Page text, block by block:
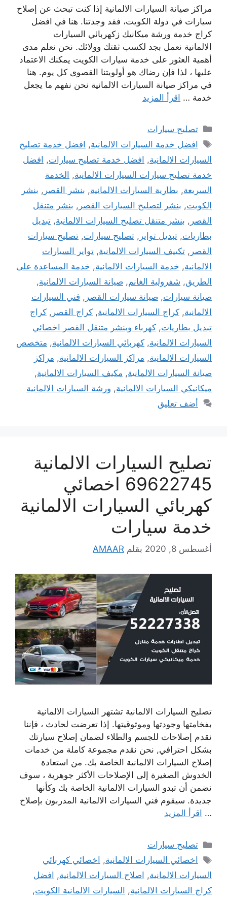
مراكز صيانة السيارات الالمانية إذا كنت تبحث عن إصلاح
سيارات في دولة الكويت، فقد وجدتنا. هنا في افضل
كراج خدمة ورشة ميكانيك زكهربائي السيارات
الالمانية نعمل بجد لكسب ثقتك وولائك. نحن نعلم مدى
أهمية العثور على خدمة سيارات الكويت يمكنك الاعتماد
عليها ، لذا فإن رضاك ​​هو أولويتنا القصوى كل يوم. هنا
في مراكز صيانة السيارات الالمانية نحن نفهم ما يجعل
خدمة … اقرأ المزيد
التصنيفات
تصليح سيارات
الوسوم
افضل خدمة السيارات الالمانية, افضل خدمة تصليح
السيارات الالمانية, افضل خدمة تصليح سيارات, افضل
خدمة تصليح سيارات السيارات الالمانية, الخدمة
السريعة, بطارية السيارات الالمانية, بنشر القصر , بنشر
الكويت, بنشر لتصليح السيارات القصر , بنشر متنقل
القصر , بنشر متنقل تصليح السيارات الالمانية, تبديل
بطاريات, تبديل تواير , تصليح سيارات, تصليح سيارات
القصر , تكييف السيارات الالمانية, تواير السيارات
الالمانية, خدمة السيارات الالمانية, خدمة المساعدة على
الطريق, شفرولية الغانم, صيانة السيارات الالمانية,
صيانة سيارات, صيانة سيارات القصر , فني السيارات
الالمانية, كراج السيارات الالمانية, كراج القصر , كراج
تبديل بطاريات, كهرباء وبنشر متنقل القصر اخصائي
السيارات الالمانية, كهربائي السيارات الالمانية, متخصص
السيارات الالمانية, مراكز السيارات الالمانية, مراكز
صيانة السيارات الالمانية, مكيف السيارات الالمانية,
ميكانيكي السيارات الالمانية, ورشة السيارات الالمانية
أضف تعليق
تصليح السيارات الالمانية
69622745 اخصائي
كهربائي السيارات الالمانية
خدمة سيارات
أغسطس 8, 2020 بقلم AMAAR
تصليح السيارات الالمانية تشتهر السيارات الالمانية
بفخامتها وجودتها وموثوقيتها. إذا تعرضت لحادث ، فإننا
نقدم إصلاحات للجسم والطلاء لضمان إصلاح سيارتك
بشكل احترافي, نحن نقدم مجموعة كاملة من خدمات
إصلاح السيارات الالمانية الخاصة بك. من استعادة
الخدوش الصغيرة إلى الإصلاحات الأكثر جوهرية ، سوف
نضمن أن تبدو السيارات الالمانية الخاصة بك وكأنها
جديدة. سيقوم فني السيارات الالمانية المدربون بإصلاح
… اقرأ المزيد
التصنيفات
تصليح سيارات
الوسوم
اخصائي السيارات الالمانية, اخصائي كهربائي
السيارات الالمانية, اصلاح السيارات الالمانية, افضل
كراج السيارات الالمانية, السيارات الالمانية الكويت,